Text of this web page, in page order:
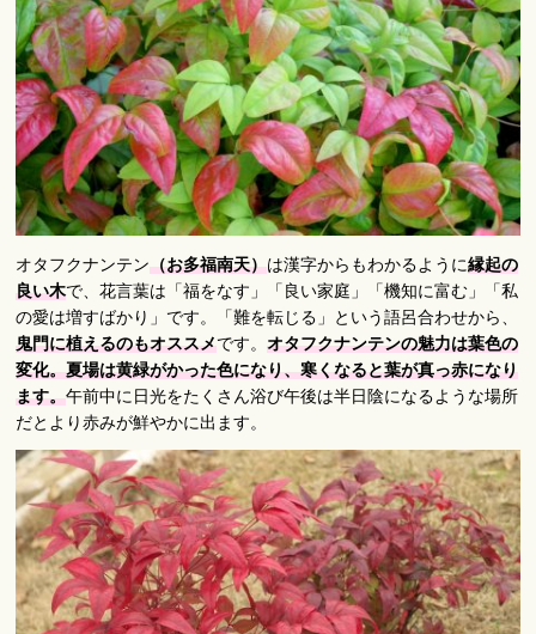
オタフクナンテン（お多福南天）は漢字からもわかるように縁起の
良い木で、花言葉は「福をなす」「良い家庭」「機知に富む」「私
の愛は増すばかり」です。「難を転じる」という語呂合わせから、
鬼門に植えるのもオススメです。オタフクナンテンの魅力は葉色の
変化。夏場は黄緑がかった色になり、寒くなると葉が真っ赤になり
ます。午前中に日光をたくさん浴び午後は半日陰になるような場所
だとより赤みが鮮やかに出ます。